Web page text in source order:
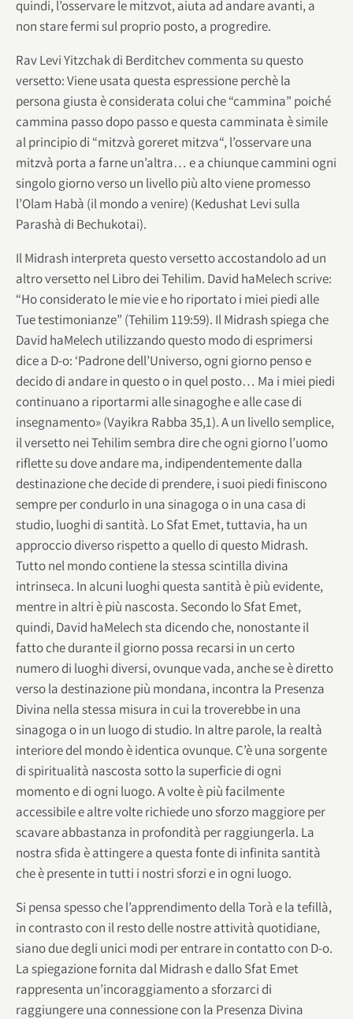
quindi, l’osservare le mitzvot, aiuta ad andare avanti, a
non stare fermi sul proprio posto, a progredire.
Rav Levi Yitzchak di Berditchev commenta su questo
versetto: Viene usata questa espressione perchè la
persona giusta è considerata colui che “cammina” poiché
cammina passo dopo passo e questa camminata è simile
al principio di “mitzvà goreret mitzva“, l’osservare una
mitzvà porta a farne un’altra… e a chiunque cammini ogni
singolo giorno verso un livello più alto viene promesso
l’Olam Habà (il mondo a venire) (Kedushat Levi sulla
Parashà di Bechukotai).
Il Midrash interpreta questo versetto accostandolo ad un
altro versetto nel Libro dei Tehilim. David haMelech scrive:
“Ho considerato le mie vie e ho riportato i miei piedi alle
Tue testimonianze” (Tehilim 119:59). Il Midrash spiega che
David haMelech utilizzando questo modo di esprimersi
dice a D-o: ‘Padrone dell’Universo, ogni giorno penso e
decido di andare in questo o in quel posto… Ma i miei piedi
continuano a riportarmi alle sinagoghe e alle case di
insegnamento» (Vayikra Rabba 35,1). A un livello semplice,
il versetto nei Tehilim sembra dire che ogni giorno l’uomo
riflette su dove andare ma, indipendentemente dalla
destinazione che decide di prendere, i suoi piedi finiscono
sempre per condurlo in una sinagoga o in una casa di
studio, luoghi di santità. Lo Sfat Emet, tuttavia, ha un
approccio diverso rispetto a quello di questo Midrash.
Tutto nel mondo contiene la stessa scintilla divina
intrinseca. In alcuni luoghi questa santità è più evidente,
mentre in altri è più nascosta. Secondo lo Sfat Emet,
quindi, David haMelech sta dicendo che, nonostante il
fatto che durante il giorno possa recarsi in un certo
numero di luoghi diversi, ovunque vada, anche se è diretto
verso la destinazione più mondana, incontra la Presenza
Divina nella stessa misura in cui la troverebbe in una
sinagoga o in un luogo di studio. In altre parole, la realtà
interiore del mondo è identica ovunque. C’è una sorgente
di spiritualità nascosta sotto la superficie di ogni
momento e di ogni luogo. A volte è più facilmente
accessibile e altre volte richiede uno sforzo maggiore per
scavare abbastanza in profondità per raggiungerla. La
nostra sfida è attingere a questa fonte di infinita santità
che è presente in tutti i nostri sforzi e in ogni luogo.
Si pensa spesso che l’apprendimento della Torà e la tefillà,
in contrasto con il resto delle nostre attività quotidiane,
siano due degli unici modi per entrare in contatto con D-o.
La spiegazione fornita dal Midrash e dallo Sfat Emet
rappresenta un’incoraggiamento a sforzarci di
raggiungere una connessione con la Presenza Divina